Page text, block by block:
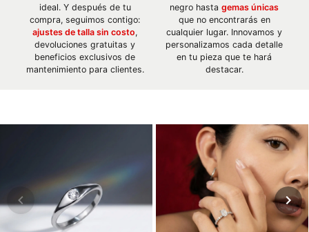
ideal. Y después de tu
compra, seguimos contigo:
ajustes de talla sin costo,
devoluciones gratuitas y
beneficios exclusivos de
mantenimiento para clientes.
negro hasta gemas únicas
que no encontrarás en
cualquier lugar. Innovamos y
personalizamos cada detalle
en tu pieza que te hará
destacar.